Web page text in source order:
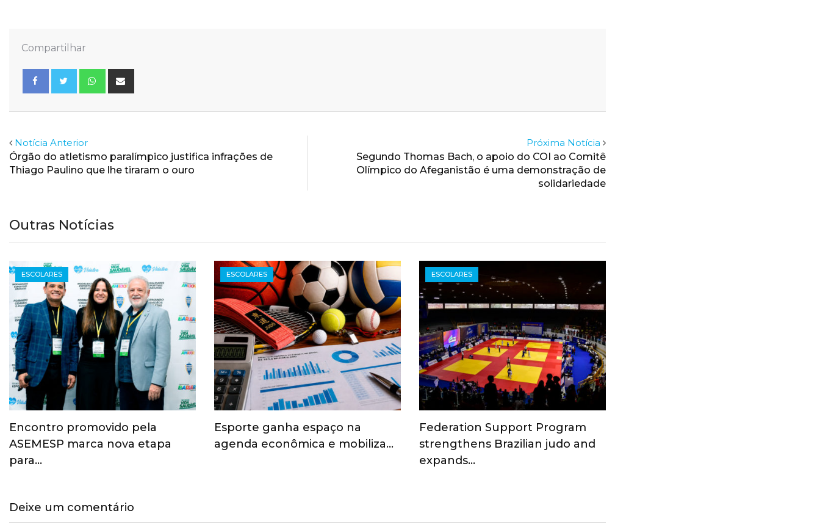
Compartilhar
Whatsapp
Notícia Anterior
Órgão do atletismo paralímpico justifica infrações de
Thiago Paulino que lhe tiraram o ouro
Próxima Notícia
Segundo Thomas Bach, o apoio do COI ao Comitê
Olímpico do Afeganistão é uma demonstração de
solidariedade
Outras Notícias
ESCOLARES
Encontro promovido pela
ASEMESP marca nova etapa
para…
ESCOLARES
Esporte ganha espaço na
agenda econômica e mobiliza…
ESCOLARES
Federation Support Program
strengthens Brazilian judo and
expands…
Deixe um comentário